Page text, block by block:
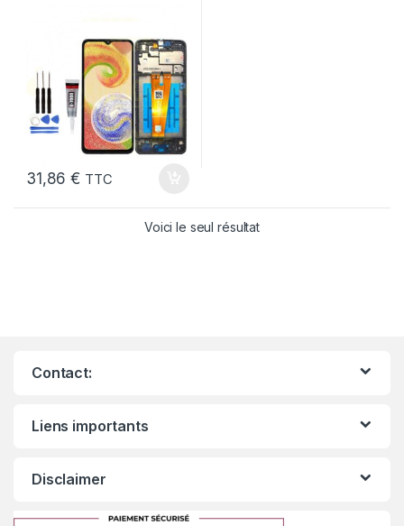
31,86€ TTC
Voici le seul résultat
Contact:
Liens importants
Disclaimer